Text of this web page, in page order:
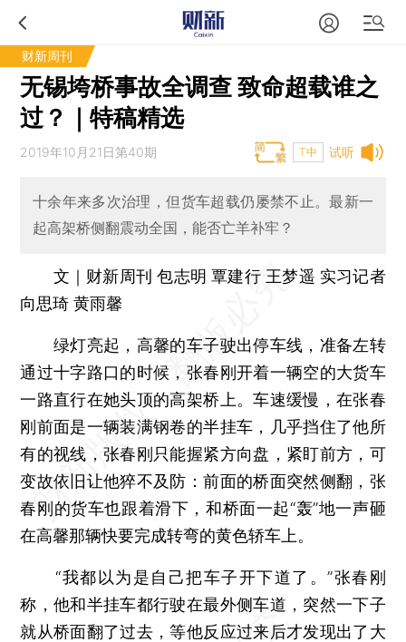
财新周刊
无锡垮桥事故全调查 致命超载谁之
过？｜特稿精选
试听
2019年10月21日第40期 T中
十余年来多次治理，但货车超载仍屡禁不止。最新一
起高架桥侧翻震动全国，能否亡羊补牢？
文｜财新周刊 包志明 覃建行 王梦遥 实习记者
向思琦 黄雨馨
绿灯亮起，高馨的车子驶出停车线，准备左转
通过十字路口的时候，张春刚开着一辆空的大货车
一路直行在她头顶的高架桥上。车速缓慢，在张春
刚前面是一辆装满钢卷的半挂车，几乎挡住了他所
有的视线，张春刚只能握紧方向盘，紧盯前方，可
变故依旧让他猝不及防：前面的桥面突然侧翻，张
春刚的货车也跟着滑下，和桥面一起“轰”地一声砸
在高馨那辆快要完成转弯的黄色轿车上。
“我都以为是自己把车子开下道了。”张春刚
称，他和半挂车都行驶在最外侧车道，突然一下子
就从桥面翻了过去，等他反应过来后才发现出了大